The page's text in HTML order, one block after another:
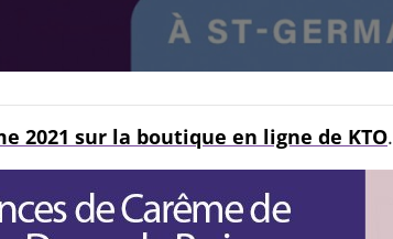
2021 sur la boutique en ligne de KTO.